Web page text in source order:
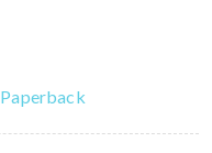
Paperback